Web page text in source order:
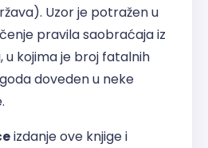
Uzor je potražen u
pravila saobraćaja iz
u kojima je broj fatalnih
doveden u neke
izdanje ove knjige i